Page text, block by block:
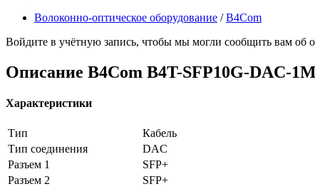
Волоконно-оптическое оборудование /B4Com
Войдите в учётную запись, чтобы мы могли сообщить вам об
Описание B4Com B4T-SFP10G-DAC-1M
Характеристики
Тип
Кабель
Тип соединения
DAC
Разъем 1
SFP+
Разъем 2
SFP+